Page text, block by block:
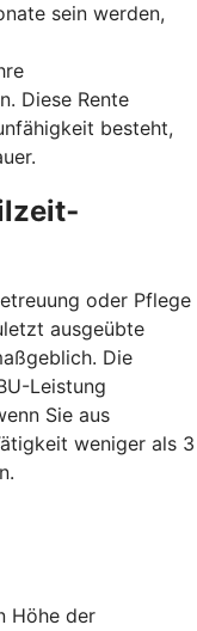
sein werden,
Diese Rente
besteht,
oder Pflege
ausgeübte
Die
Leistung
Sie aus
weniger als 3
Höhe der